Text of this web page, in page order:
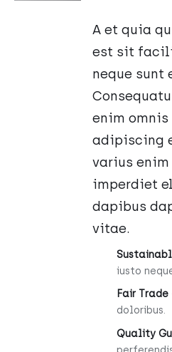
A et quia
est sit
neque sunt
enim
adipiscing
varius
imperdiet
dapibus
vitae.
iusto
Fair Trade
doloribus.
Quality